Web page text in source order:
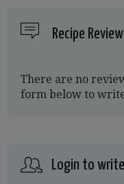
Recipe
There are no
form below to
Login to